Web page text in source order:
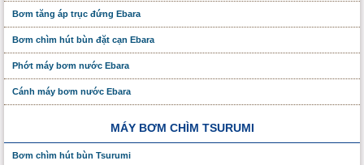
Bơm tăng áp trục đứng Ebara
Bơm chìm hút bùn đặt cạn Ebara
Phớt máy bơm nước Ebara
Cánh máy bơm nước Ebara
MÁY BƠM CHÌM TSURUMI
Bơm chìm hút bùn Tsurumi